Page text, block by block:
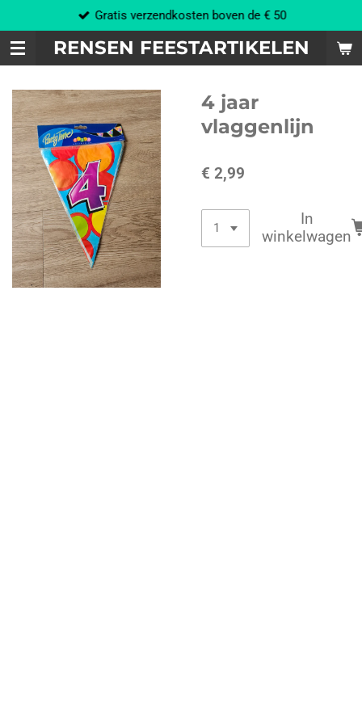
direct
naar
de
hoofdinhoud
RENSEN FEESTARTIKELEN
Gratis verzendkosten boven de € 50
4 jaar
vlaggenlijn
€ 2,99
In
winkelwagen